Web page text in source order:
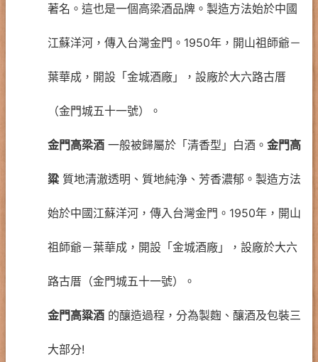
著名。這也是一個高梁酒品牌。製造方法始於中國
江蘇洋河，傳入台灣金門。1950年，開山祖師爺－
葉華成，開設「金城酒廠」，設廠於大六路古厝
（金門城五十一號）。
金門高梁酒 一般被歸屬於「清香型」白酒。 金門高
粱 質地清澈透明、質地純浄、芳香濃郁。製造方法
始於中國江蘇洋河，傳入台灣金門。1950年，開山
祖師爺－葉華成，開設「金城酒廠」，設廠於大六
路古厝（金門城五十一號）。
金門高粱酒 的釀造過程，分為製麴、釀酒及包裝三
大部分!